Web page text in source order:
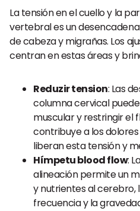
La tensión en el cuello y la
vertebral es un
de cabeza y migrañas. Los
centran en estas áreas y
Reduzir tension: Las
columna cervical
muscular y restringir el
contribuye a los
liberan esta tensión y
Hímpetu blood flow:
alineación permite un
y nutrientes al cerebro,
frecuencia y la